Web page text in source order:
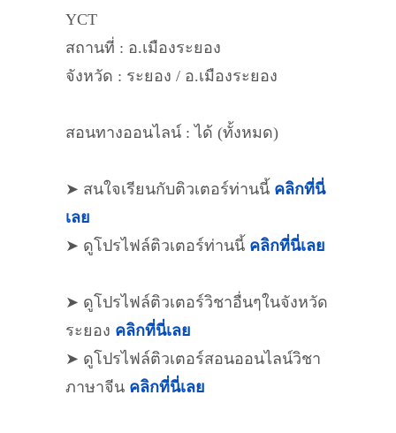
YCT
สถานที่ : อ.เมืองระยอง
จังหวัด : ระยอง / อ.เมืองระยอง
สอนทางออนไลน์ : ได้ (ทั้งหมด)
➤ สนใจเรียนกับติวเตอร์ท่านนี้ คลิกที่นี่
เลย
➤ ดูโปรไฟล์ติวเตอร์ท่านนี้ คลิกที่นี่เลย
➤ ดูโปรไฟล์ติวเตอร์วิชาอื่นๆในจังหวัด
ระยอง คลิกที่นี่เลย
➤ ดูโปรไฟล์ติวเตอร์สอนออนไลน์วิชา
ภาษาจีน คลิกที่นี่เลย